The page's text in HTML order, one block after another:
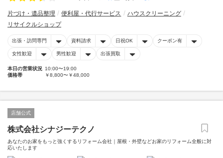
片づけ・遺品整理 便利屋・代行サービス
ハウスクリーニング
リサイクルショップ
出張・訪問専門 資料請求 日祝OK クーポン有
女性歓迎 男性歓迎 出張買取
本日の営業状況 10:00〜19:00
価格帯
￥8,800〜￥48,000
店舗公式
株式会社シナジーテクノ
あなたのお家をもっと強くするリフォーム会社｜屋根・外壁などお家のリフォーム全般に対
応いたします